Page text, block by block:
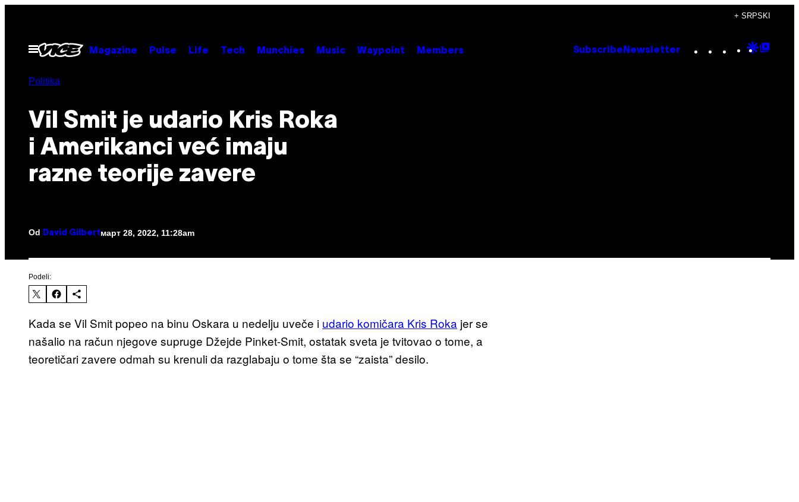
садржај
+ SRPSKI
Otvori
Meni
Magazine Pulse Life Tech Munchies Music Waypoint Members Subscribe Newsletter Instagram
TikTok
YouTube
Google
Politika
Vil Smit je udario Kris Roka
i Amerikanci već imaju
razne teorije zavere
Od David Gilbertмарт 28, 2022, 11:28am
Podeli:
Kada se Vil Smit popeo na binu Oskara u nedelju uveče i udario komičara Kris Roka jer se
našalio na račun njegove supruge Džejde Pinket-Smit, ostatak sveta je tvitovao o tome, a
teoretičari zavere odmah su krenuli da razglabaju o tome šta se “zaista” desilo.